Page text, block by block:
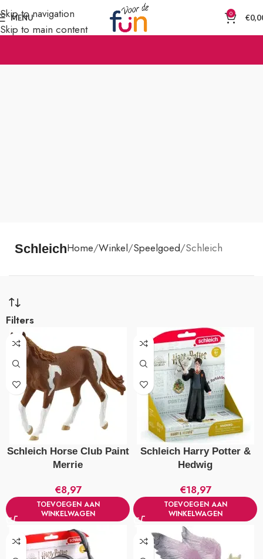
Skip to navigation
Skip to main content
MENU 0 €
SchleichHome Winkel Speelgoed Schleich
Filters
Schleich Horse Club Paint
Merrie
€8,97
TOEVOEGEN AAN
WINKELWAGEN
Schleich Harry Potter &
Hedwig
€18,97
TOEVOEGEN AAN
WINKELWAGEN